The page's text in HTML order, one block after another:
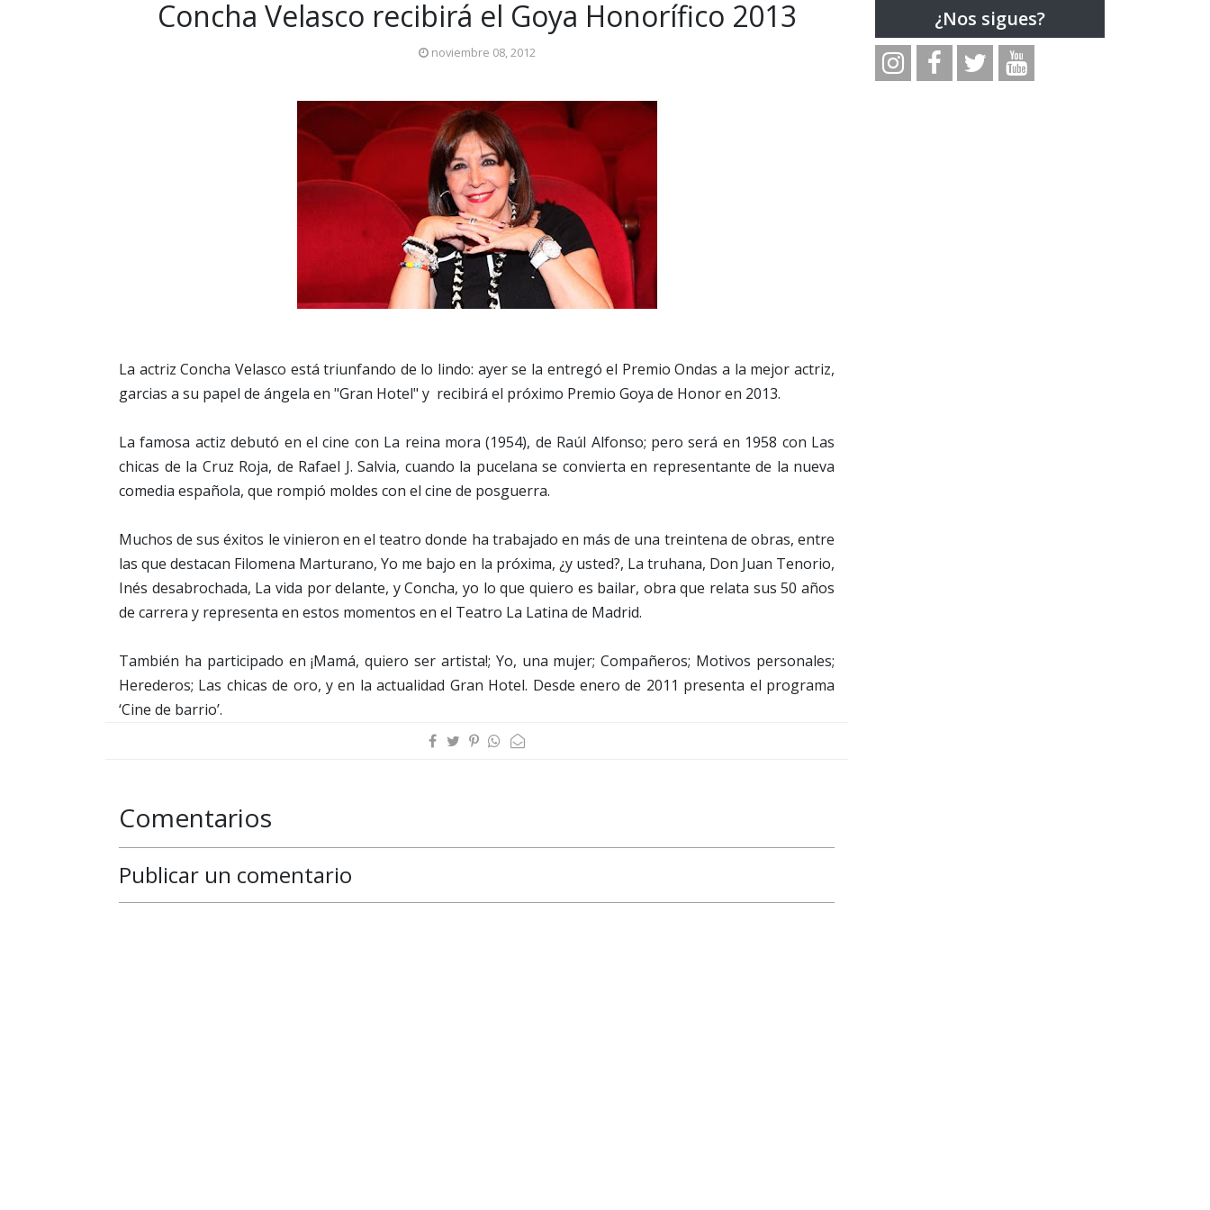
Concha Velasco recibirá el Goya Honorífico 2013
noviembre 08, 2012
La actriz Concha Velasco está triunfando de lo lindo: ayer se la entregó el Premio Ondas a la mejor actriz,
garcias a su papel de ángela en "Gran Hotel" y recibirá el próximo Premio Goya de Honor en 2013.
La famosa actiz debutó en el cine con La reina mora (1954), de Raúl Alfonso; pero será en 1958 con Las
chicas de la Cruz Roja, de Rafael J. Salvia, cuando la pucelana se convierta en representante de la nueva
comedia española, que rompió moldes con el cine de posguerra.
Muchos de sus éxitos le vinieron en el teatro donde ha trabajado en más de una treintena de obras, entre
las que destacan Filomena Marturano, Yo me bajo en la próxima, ¿y usted?, La truhana, Don Juan Tenorio,
Inés desabrochada, La vida por delante, y Concha, yo lo que quiero es bailar, obra que relata sus 50 años
de carrera y representa en estos momentos en el Teatro La Latina de Madrid.
También ha participado en ¡Mamá, quiero ser artista!; Yo, una mujer; Compañeros; Motivos personales;
Herederos; Las chicas de oro, y en la actualidad Gran Hotel. Desde enero de 2011 presenta el programa
‘Cine de barrio’.
Comentarios
Publicar un comentario
¿Nos sigues?